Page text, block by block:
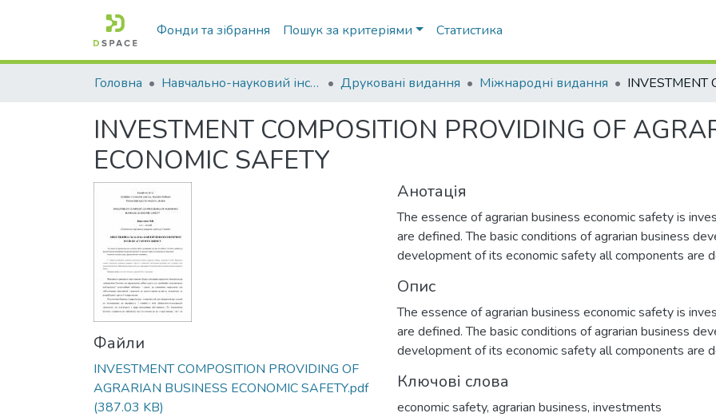
Фонди та зібрання Пошук за критеріями Статистика
Головна Навчально-науковий інститут економіки, управління, права та інформаційних технологій Друковані видання Міжнародні видання
INVESTMENT COMPOSITION PROVIDING OF
ECONOMIC SAFETY
Файли
INVESTMENT COMPOSITION PROVIDING OF
AGRARIAN BUSINESS ECONOMIC SAFETY.pdf
(387.03 KB)
Анотація
The essence of agrarian business economic safety is
are defined. The basic conditions of agrarian business
development of its economic safety all components are
Опис
The essence of agrarian business economic safety is
are defined. The basic conditions of agrarian business
development of its economic safety all components are
Ключові слова
economic safety, agrarian business, investments